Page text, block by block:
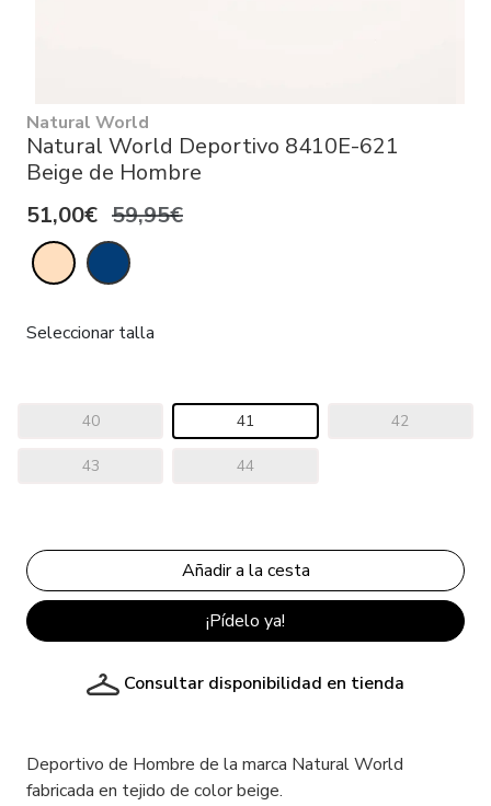
Natural World
Natural World Deportivo 8410E-621
Beige de Hombre
51,00€ 59,95€
Seleccionar talla
40 41 42
43 44
¡Pídelo ya!
Consultar disponibilidad en tienda
Deportivo de Hombre de la marca Natural World
fabricada en tejido de color beige.